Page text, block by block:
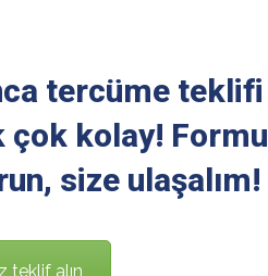
tercüme teklifi
çok kolay! Formu
size ulaşalım!
teklif alın